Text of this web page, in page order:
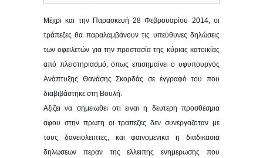
Μέχρι και την Παρασκευή 28 Φεβρουαρίου 2014, οι
τράπεζες θα παραλαμβάνουν τις υπεύθυνες δηλώσεις
των οφειλετών για την προστασία της κύριας κατοικίας
από πλειστηριασμό, όπως επισημαίνει ο υφυπουργός
Ανάπτυξης Θανάσης Σκορδάς σε έγγραφό του που
διαβιβάστηκε στη Βουλή.
Αξιζει να σημειωθει οτι ειναι η δευτερη προσθεσμια
αφου στην πρωτη οι τραπεζες δεν συνεργαζοταν με
τους δανειολειπτες, και φαινομενικα η διαδικασια
δηλωσεων περαν της ελλειπης ενημερωσης που